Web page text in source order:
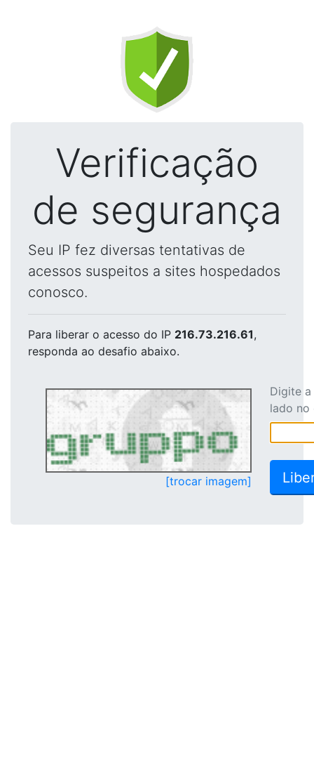
Verificação
de segurança
Seu IP fez diversas tentativas de
acessos suspeitos a sites hospedados
conosco.
Para liberar o acesso do IP 216.73.216.61,
responda ao desafio abaixo.
[trocar imagem]
Digite
lado no